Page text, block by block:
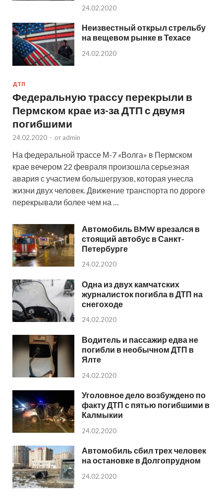
24.02.2020
Неизвестный открыл стрельбу
на вещевом рынке в Техасе
24.02.2020
ДТП
Федеральную трассу перекрыли в
Пермском крае из-за ДТП с двумя
погибшими
24.02.2020 - от admin
На федеральной трассе М-7 «Волга» в Пермском
крае вечером 22 февраля произошла серьезная
авария с участием большегрузов, которая унесла
жизни двух человек. Движение транспорта по дороге
перекрывали более чем на …
Автомобиль BMW врезался в
стоящий автобус в Санкт-
Петербурге
24.02.2020
Одна из двух камчатских
журналисток погибла в ДТП на
снегоходе
24.02.2020
Водитель и пассажир едва не
погибли в необычном ДТП в
Ялте
24.02.2020
Уголовное дело возбуждено по
факту ДТП с пятью погибшими в
Калмыкии
24.02.2020
Автомобиль сбил трех человек
на остановке в Долгопрудном
24.02.2020